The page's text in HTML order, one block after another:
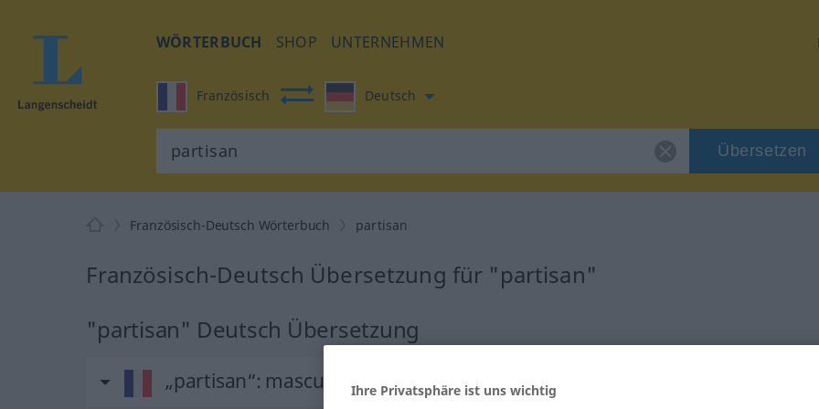
WÖRTERBUCH SHOP UNTERNEHMEN
Französisch Deutsch
Übersetzen
Französisch-Deutsch Wörterbuch partisan
Französisch-Deutsch Übersetzung für "partisan"
"partisan" Deutsch Übersetzung
„partisan“: masculin Ihre Privatsphäre ist uns wichtig